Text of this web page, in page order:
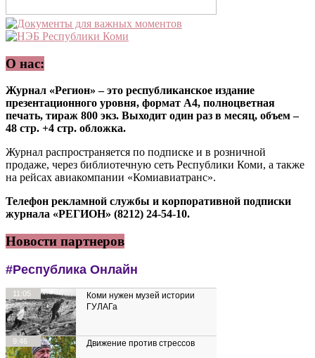
О нас:
Журнал «Регион» – это республиканское издание
презентационного уровня, формат А4, полноцветная
печать, тираж 800 экз. Выходит один раз в месяц, объем –
48 стр. +4 стр. обложка.
Журнал распространяется по подписке и в розничной
продаже, через библиотечную сеть Республики Коми, а также
на рейсах авиакомпании «Комиавиатранс».
Телефон рекламной службы и корпоративной подписки
журнала «РЕГИОН» (8212) 24-54-10.
Новости партнеров